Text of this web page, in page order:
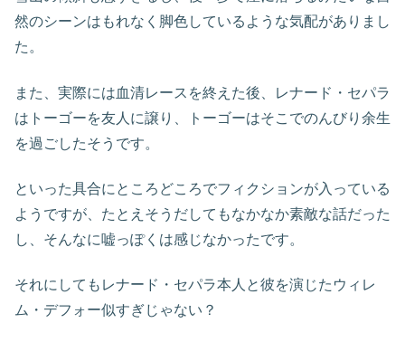
然のシーンはもれなく脚色しているような気配がありまし
た。
また、実際には血清レースを終えた後、レナード・セパラ
はトーゴーを友人に譲り、トーゴーはそこでのんびり余生
を過ごしたそうです。
といった具合にところどころでフィクションが入っている
ようですが、たとえそうだしてもなかなか素敵な話だった
し、そんなに嘘っぽくは感じなかったです。
それにしてもレナード・セパラ本人と彼を演じたウィレ
ム・デフォー似すぎじゃない？